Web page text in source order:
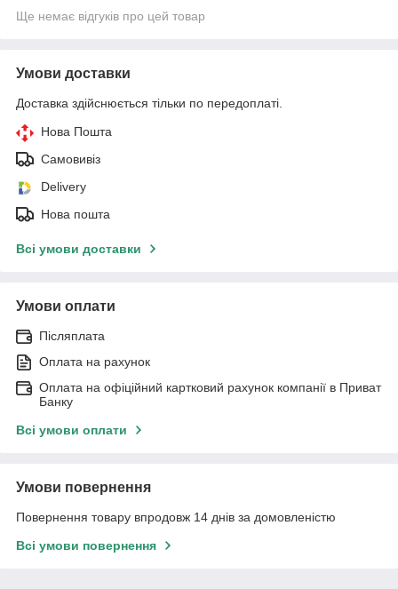
Ще немає відгуків про цей товар
Умови доставки
Доставка здійснюється тільки по передоплаті.
Нова Пошта
Самовивіз
Delivery
Нова пошта
Всі умови доставки
Умови оплати
Післяплата
Оплата на рахунок
Оплата на офіційний картковий рахунок компанії в Приват
Банку
Всі умови оплати
Умови повернення
Повернення товару впродовж 14 днів за домовленістю
Всі умови повернення